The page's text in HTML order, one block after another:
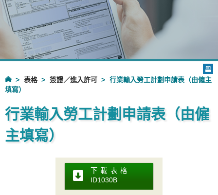
表格 簽證／進入許可
行業輸入勞工計劃申請表（由僱主
填寫）
行業輸入勞工計劃申請表（由僱
主填寫）
下載表格
ID1030B